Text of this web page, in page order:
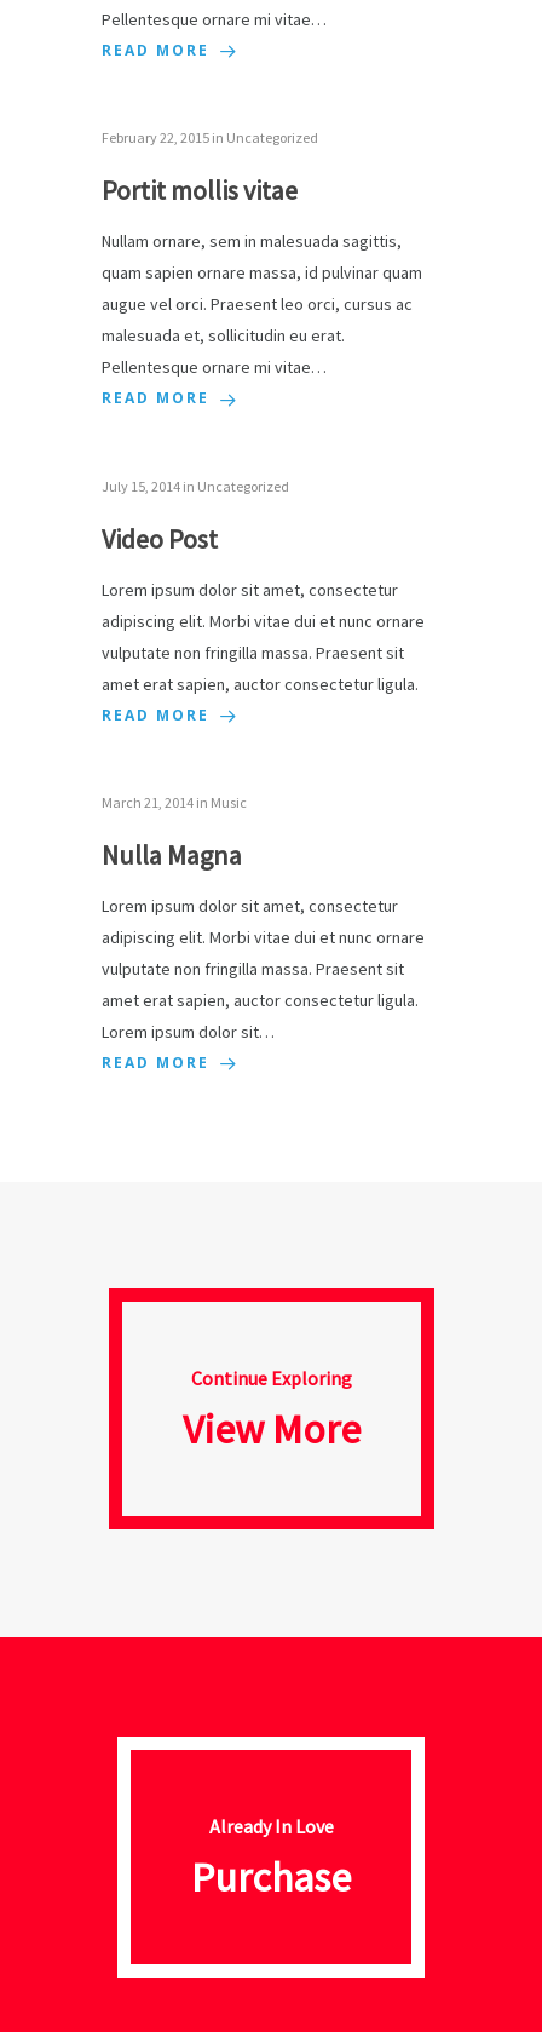
Pellentesque ornare mi vitae…
READ MORE
February 22, 2015 in Uncategorized
Portit mollis vitae
Nullam ornare, sem in malesuada sagittis,
quam sapien ornare massa, id pulvinar quam
augue vel orci. Praesent leo orci, cursus ac
malesuada et, sollicitudin eu erat.
Pellentesque ornare mi vitae…
READ MORE
July 15, 2014 in Uncategorized
Video Post
Lorem ipsum dolor sit amet, consectetur
adipiscing elit. Morbi vitae dui et nunc ornare
vulputate non fringilla massa. Praesent sit
amet erat sapien, auctor consectetur ligula.
READ MORE
March 21, 2014 in Music
Nulla Magna
Lorem ipsum dolor sit amet, consectetur
adipiscing elit. Morbi vitae dui et nunc ornare
vulputate non fringilla massa. Praesent sit
amet erat sapien, auctor consectetur ligula.
Lorem ipsum dolor sit…
READ MORE
Continue Exploring
View More
Already In Love
Purchase